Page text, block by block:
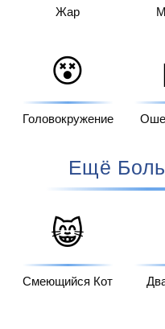
Жар
😵
Головокружение
Ещё
😸
Смеющийся Кот